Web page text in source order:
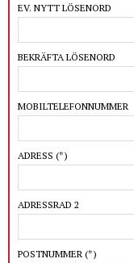
EV. NYTT LÖSENORD
BEKRÄFTA LÖSENORD
MOBILTELEFONNUMMER
ADRESS (*)
ADRESSRAD 2
POSTNUMMER (*)